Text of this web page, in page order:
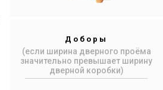
Доборы
(если ширина дверного проёма
значительно превышает ширину
дверной коробки)